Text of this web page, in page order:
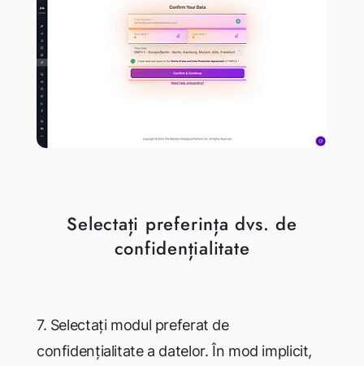
Selectați preferința dvs. de
confidențialitate
7. Selectați modul preferat de
confidențialitate a datelor. În mod implicit,